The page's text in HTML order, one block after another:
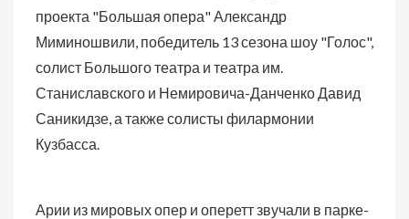
проекта "Большая опера" Александр
Миминошвили, победитель 13 сезона шоу "Голос",
солист Большого театра и театра им.
Станиславского и Немировича-Данченко Давид
Саникидзе, а также солисты филармонии
Кузбасса.
Арии из мировых опер и оперетт звучали в парке-